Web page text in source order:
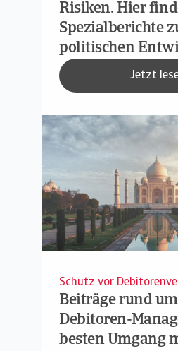
Risiken. Hier
Spezialberichte
politischen
Jetzt
Schutz vor
Beiträge rund
Debitoren-
besten Umgang